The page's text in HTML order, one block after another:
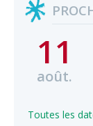
11
août.
Toutes les